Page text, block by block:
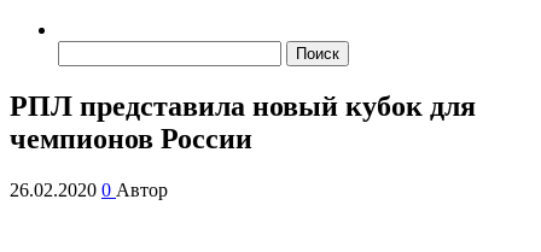
РПЛ представила новый кубок для
чемпионов России
26.02.2020 0 Автор